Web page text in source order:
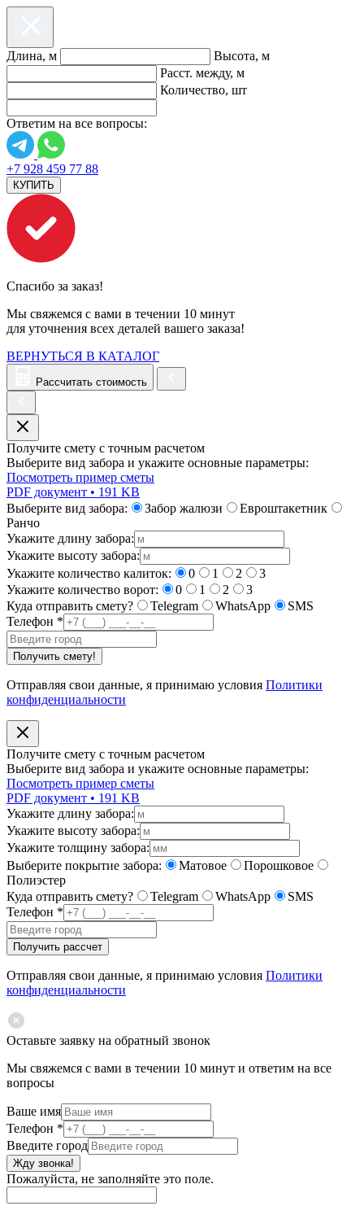
Длина, м
Высота, м
Расст. между, м
Количество, шт
Ответим на все вопросы:
+7 928 459 77 88
КУПИТЬ
Спасибо за заказ!
Мы свяжемся с вами в течении 10 минут
для уточнения всех деталей вашего заказа!
ВЕРНУТЬСЯ В КАТАЛОГ
Рассчитать стоимость
Получите смету с точным расчетом
Выберите вид забора и укажите основные параметры:
Посмотреть пример сметы
PDF документ • 191 KB
Выберите вид забора:
Забор жалюзи
Евроштакетник
Ранчо
Укажите длину забора:
Укажите высоту забора:
Укажите количество калиток:
0 1 2
3
Укажите количество ворот:
0 1 2
3
Куда отправить смету?
Telegram WhatsApp
SMS
Телефон *
Получить смету!
Отправляя свои данные, я принимаю условия Политики
конфиденциальности
Получите смету с точным расчетом
Выберите вид забора и укажите основные параметры:
Посмотреть пример сметы
PDF документ • 191 KB
Укажите длину забора:
Укажите высоту забора:
Укажите толщину забора:
Выберите покрытие забора:
Матовое
Порошковое
Полиэстер
Куда отправить смету?
Telegram WhatsApp
SMS
Телефон *
Получить рассчет
Отправляя свои данные, я принимаю условия Политики
конфиденциальности
Оставьте заявку на обратный звонок
Мы свяжемся с вами в течении 10 минут и ответим на все
вопросы
Ваше имя
Телефон *
Введите город
Жду звонка!
Пожалуйста, не заполняйте это поле.